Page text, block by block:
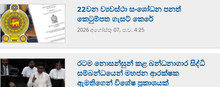
22වන ව්‍යවස්ථා සංශෝධන පනත්
කෙටුම්පත ගැසට් කෙරේ
2026 අගෝස්‍තු 07, ප.ව. 4:25
රටම නොසන්සුන් කළ බන්ධනාගාර සිද්ධි
සම්බන්ධයෙන් මහජන ආරක්ෂක
ඇමතිගෙන් විශේෂ ප්‍රකාශයක්